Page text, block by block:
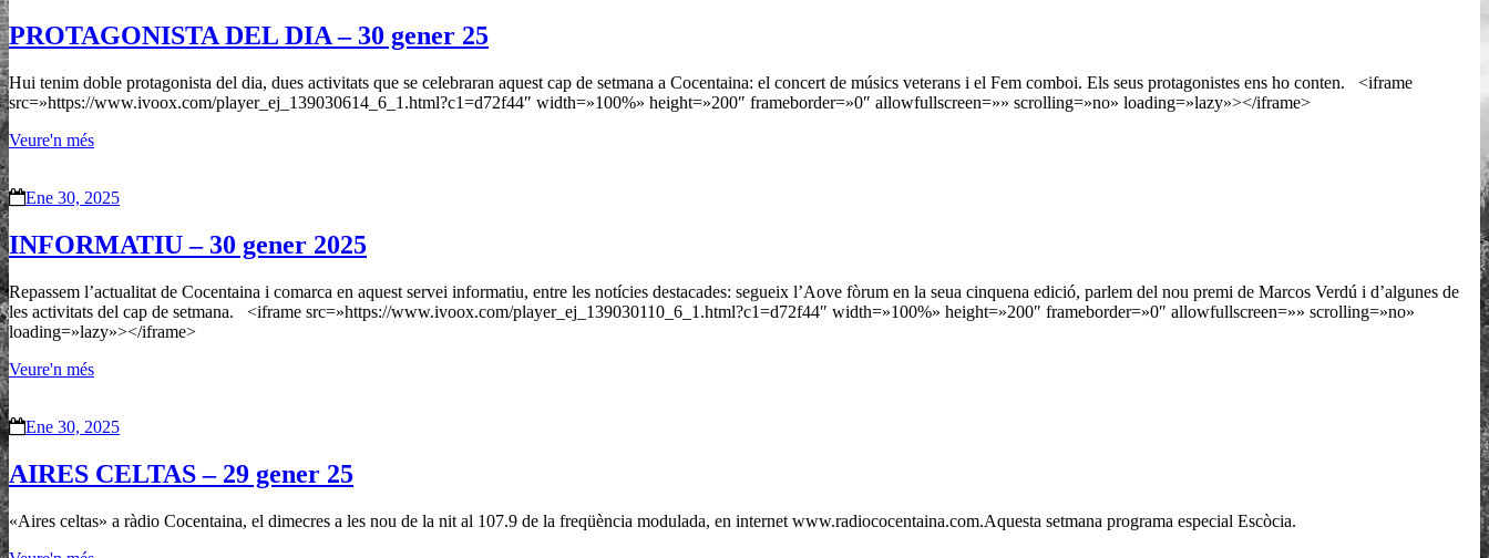
PROTAGONISTA DEL DIA – 30 gener 25
Hui tenim doble protagonista del dia, dues activitats que se celebraran aquest cap de setmana a Cocentaina: el concert de músics veterans i el Fem comboi. Els seus protagonistes ens ho conten. <iframe
src=»https://www.ivoox.com/player_ej_139030614_6_1.html?c1=d72f44″ width=»100%» height=»200″ frameborder=»0″ allowfullscreen=»» scrolling=»no» loading=»lazy»></iframe>
Veure'n més
Ene 30, 2025
INFORMATIU – 30 gener 2025
Repassem l’actualitat de Cocentaina i comarca en aquest servei informatiu, entre les notícies destacades: segueix l’Aove fòrum en la seua cinquena edició, parlem del nou premi de Marcos Verdú i d’algunes de
les activitats del cap de setmana. <iframe src=»https://www.ivoox.com/player_ej_139030110_6_1.html?c1=d72f44″ width=»100%» height=»200″ frameborder=»0″ allowfullscreen=»» scrolling=»no»
loading=»lazy»></iframe>
Veure'n més
Ene 30, 2025
AIRES CELTAS – 29 gener 25
«Aires celtas» a ràdio Cocentaina, el dimecres a les nou de la nit al 107.9 de la freqüència modulada, en internet www.radiococentaina.com.Aquesta setmana programa especial Escòcia.